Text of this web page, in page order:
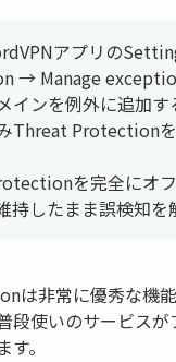
アプリの
→ Manage
インを例外に追加す
Threat Protection
を完全にオ
持したまま誤検知を
は非常に優秀な機
段使いのサービス
。